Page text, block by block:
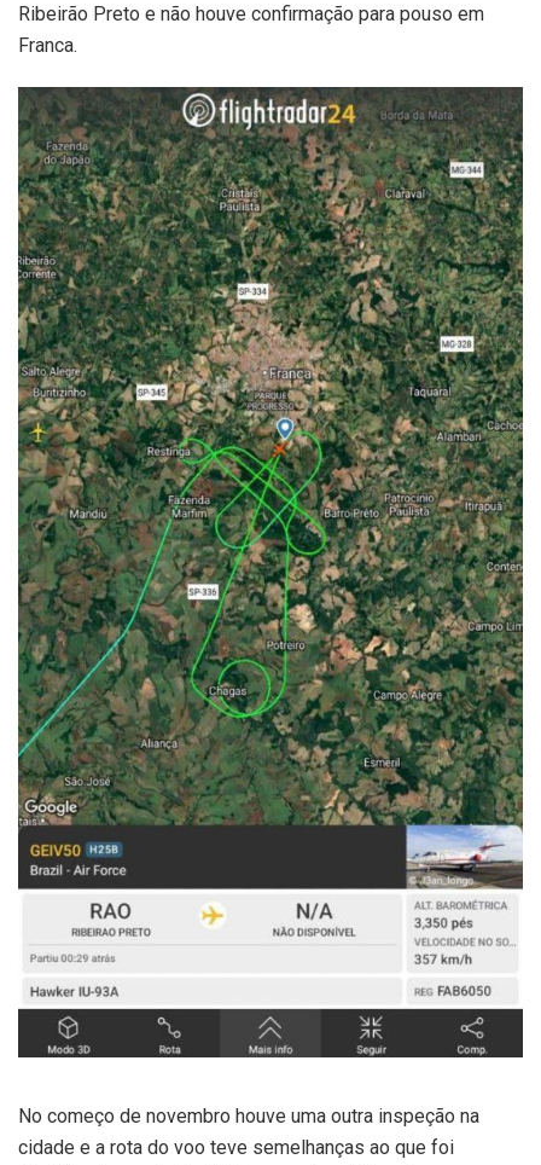
Ribeirão Preto e não houve confirmação para pouso em
Franca.
No começo de novembro houve uma outra inspeção na
cidade e a rota do voo teve semelhanças ao que foi